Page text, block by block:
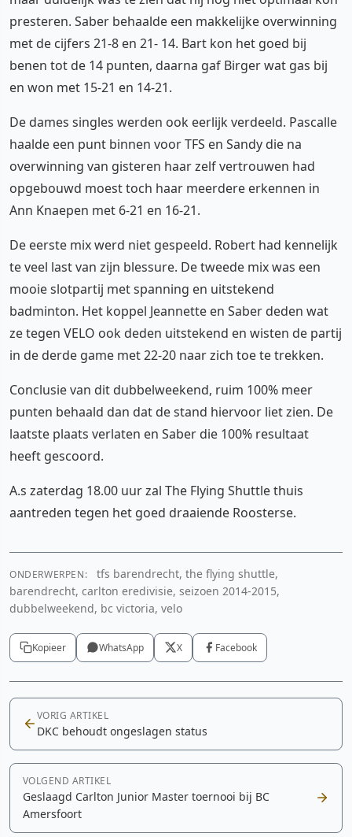
presteren. Saber behaalde een makkelijke overwinning
met de cijfers 21-8 en 21- 14. Bart kon het goed bij
benen tot de 14 punten, daarna gaf Birger wat gas bij
en won met 15-21 en 14-21.
De dames singles werden ook eerlijk verdeeld. Pascalle
haalde een punt binnen voor TFS en Sandy die na
overwinning van gisteren haar zelf vertrouwen had
opgebouwd moest toch haar meerdere erkennen in
Ann Knaepen met 6-21 en 16-21.
De eerste mix werd niet gespeeld. Robert had kennelijk
te veel last van zijn blessure. De tweede mix was een
mooie slotpartij met spanning en uitstekend
badminton. Het koppel Jeannette en Saber deden wat
ze tegen VELO ook deden uitstekend en wisten de partij
in de derde game met 22-20 naar zich toe te trekken.
Conclusie van dit dubbelweekend, ruim 100% meer
punten behaald dan dat de stand hiervoor liet zien. De
laatste plaats verlaten en Saber die 100% resultaat
heeft gescoord.
A.s zaterdag 18.00 uur zal The Flying Shuttle thuis
aantreden tegen het goed draaiende Roosterse.
ONDERWERPEN:
tfs barendrecht, the flying shuttle,
barendrecht, carlton eredivisie, seizoen 2014-2015,
dubbelweekend, bc victoria, velo
Kopieer WhatsApp X Facebook
VORIG ARTIKEL
DKC behoudt ongeslagen status
VOLGEND ARTIKEL
Geslaagd Carlton Junior Master toernooi bij BC
Amersfoort